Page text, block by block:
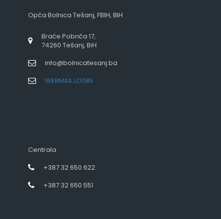
Opća Bolnica Tešanj, FBIH, BIH
Braće Pobrića 17,
74260 Tešanj, BiH
info@bolnicatesanj.ba
WEBMAIL LOGIN
Centrala
+387 32 650 622
+387 32 650 551